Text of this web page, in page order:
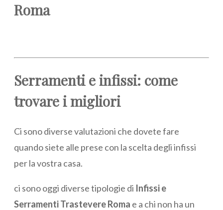
Roma
Serramenti e infissi: come
trovare i migliori
Ci sono diverse valutazioni che dovete fare
quando siete alle prese con la scelta degli infissi
per la vostra casa.
ci sono oggi diverse tipologie di Infissi e
Serramenti Trastevere Roma e a chi non ha un